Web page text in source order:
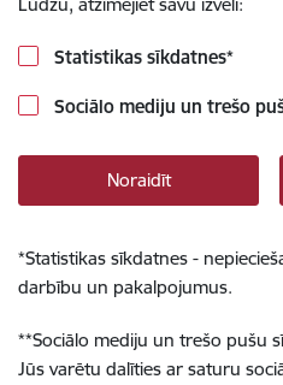
Statistikas sīkdatnes*
Sociālo mediju un trešo
Noraidīt
*Statistikas sīkdatnes -
darbību un pakalpojumus.
**Sociālo mediju un trešo pušu
Jūs varētu dalīties ar saturu